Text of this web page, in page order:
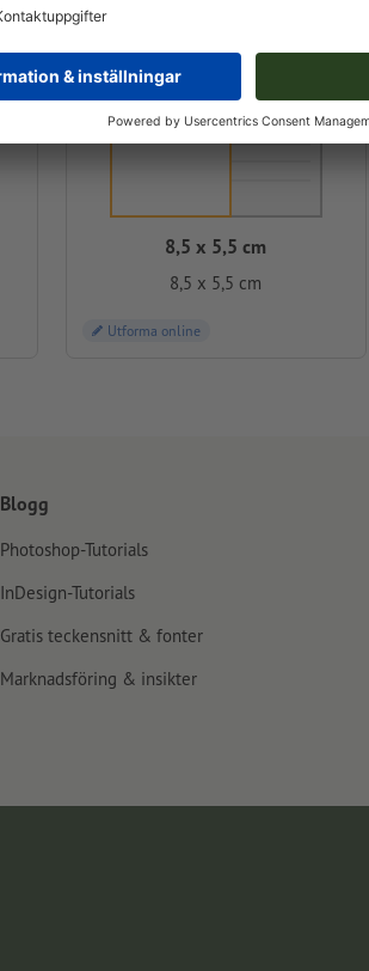
8,5 x 5,5 cm
8,5 x 5,5 cm
Utforma online
Blogg
Photoshop-Tutorials
InDesign-Tutorials
Gratis teckensnitt & fonter
Marknadsföring & insikter